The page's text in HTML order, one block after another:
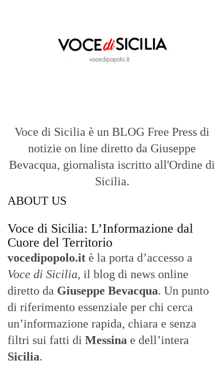
Voce di Sicilia è un BLOG Free Press di
notizie on line diretto da Giuseppe
Bevacqua, giornalista iscritto all'Ordine di
Sicilia.
ABOUT US
Voce di Sicilia: L’Informazione dal
Cuore del Territorio
vocedipopolo.it è la porta d’accesso a
Voce di Sicilia, il blog di news online
diretto da Giuseppe Bevacqua. Un punto
di riferimento essenziale per chi cerca
un’informazione rapida, chiara e senza
filtri sui fatti di Messina e dell’intera
Sicilia.